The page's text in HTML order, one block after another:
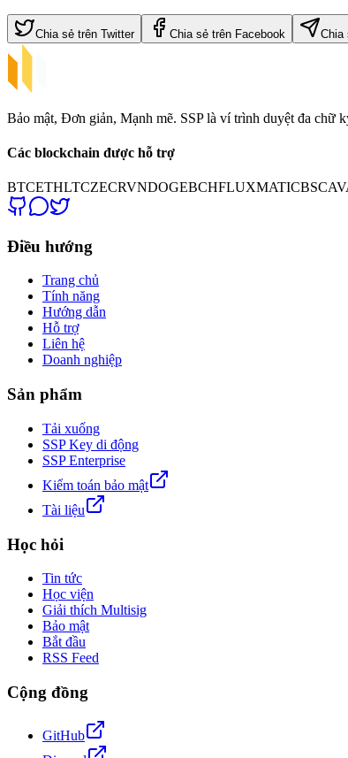
Chia sẻ trên Twitter Chia sẻ trên Facebook Chia
Bảo mật, Đơn giản, Mạnh mẽ. SSP là ví trình duyệt đa chữ
Các blockchain được hỗ trợ
BTCETHLTCZECRVNDOGEBCHFLUXMATICBSC
Điều hướng
Trang chủ
Tính năng
Hướng dẫn
Hỗ trợ
Liên hệ
Doanh nghiệp
Sản phẩm
Tải xuống
SSP Key di động
SSP Enterprise
Kiểm toán bảo mật
Tài liệu
Học hỏi
Tin tức
Học viện
Giải thích Multisig
Bảo mật
Bắt đầu
RSS Feed
Cộng đồng
GitHub